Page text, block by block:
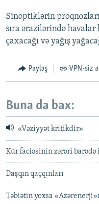
Sinoptiklərin
sıra ərazilərində
çaxacağı və yağış
Paylaş VPN-siz
Buna da bax:
«Vəziyyət kritikdir»
Kür faciəsinin zərəri barədə
Daşqın qaçqınları
Təbiətin yoxsa